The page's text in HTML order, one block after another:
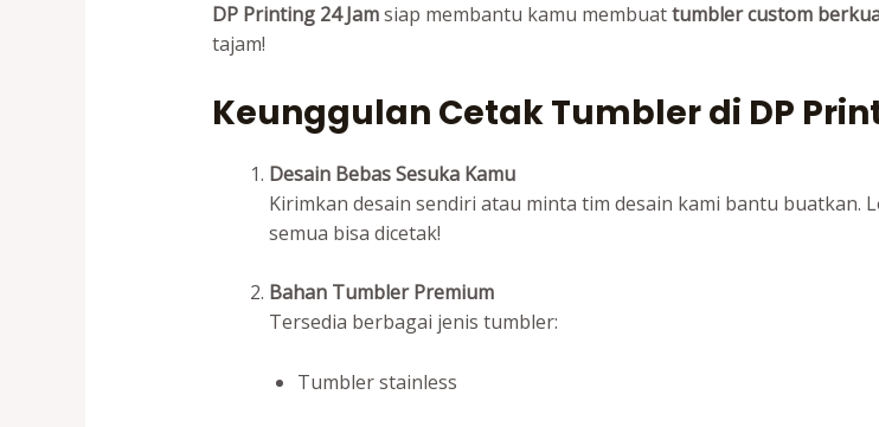
DP Printing 24 Jamsiap membantu kamu membuattumbler custom
tajam!
Keunggulan Cetak Tumbler di DP
Desain Bebas Sesuka Kamu
Kirimkan desain sendiri atau minta tim desain kami bantu
semua bisa dicetak!
Bahan Tumbler Premium
Tersedia berbagai jenis tumbler:
Tumbler stainless